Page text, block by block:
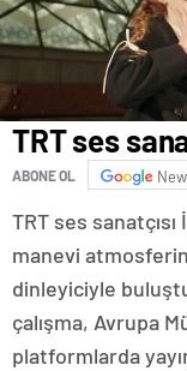
TRT ses
ABONE OL
TRT ses sanatçısı
manevi
dinleyiciyle
çalışma, Avrupa
platformlarda